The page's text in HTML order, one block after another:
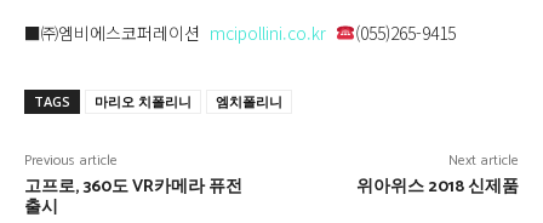
■㈜엠비에스코퍼레이션 mcipollini.co.kr (055)265-9415
TAGS 마리오 치폴리니 엠치폴리니
Previous article
고프로, 360도 VR카메라 퓨전
출시
Next article
위아위스 2018 신제품